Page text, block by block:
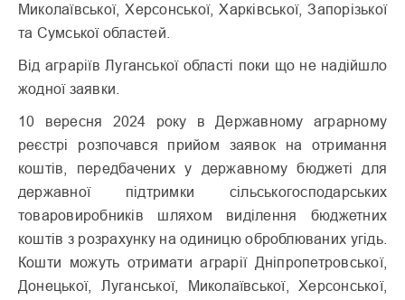
Миколаївської, Херсонської, Харківської, Запорізької
та Сумської областей.
Від аграріїв Луганської області поки що не надійшло
жодної заявки.
10 вересня 2024 року в Державному аграрному
реєстрі розпочався прийом заявок на отримання
коштів, передбачених у державному бюджеті для
державної підтримки сільськогосподарських
товаровиробників шляхом виділення бюджетних
коштів з розрахунку на одиницю оброблюваних угідь.
Кошти можуть отримати аграрії Дніпропетровської,
Донецької, Луганської, Миколаївської, Херсонської,